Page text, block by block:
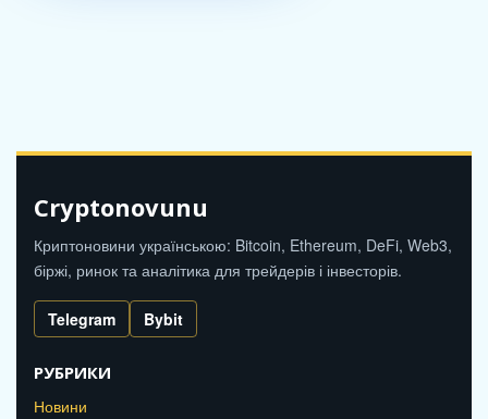
Cryptonovunu
Криптоновини українською: Bitcoin, Ethereum, DeFi, Web3,
біржі, ринок та аналітика для трейдерів і інвесторів.
Telegram Bybit
РУБРИКИ
Новини